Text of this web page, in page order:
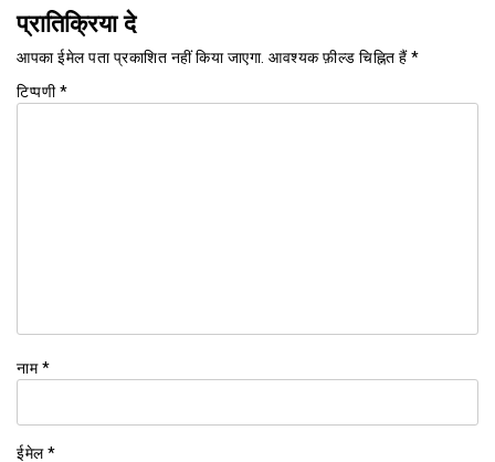
प्रातिक्रिया दे
आपका ईमेल पता प्रकाशित नहीं किया जाएगा. आवश्यक फ़ील्ड चिह्नित हैं*
टिप्पणी*
नाम*
ईमेल*